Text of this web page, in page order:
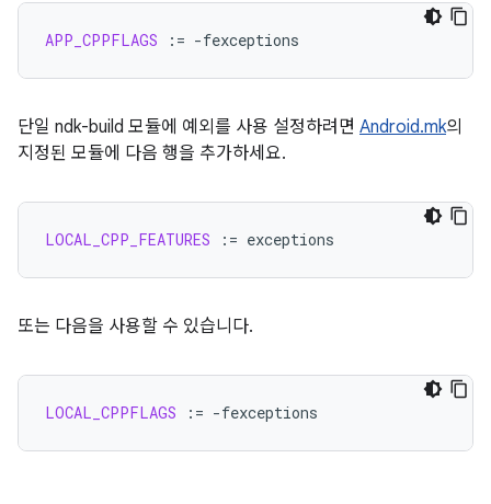
APP_CPPFLAGS :=
단일 ndk-build 모듈에 예외를 사용 설정하려면 Android.mk의
지정된 모듈에 다음 행을 추가하세요.
LOCAL_CPP_FEATURES :=
또는 다음을 사용할 수 있습니다.
LOCAL_CPPFLAGS :=